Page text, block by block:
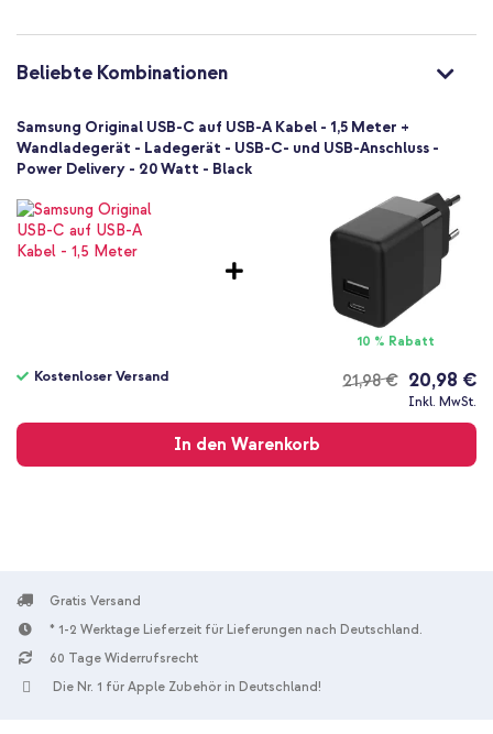
USB-A
Schwarz
66
Nein
Beliebte Kombinationen
Samsung Original USB-C auf USB-A Kabel - 1,5 Meter +
Wandladegerät - Ladegerät - USB-C- und USB-Anschluss -
Power Delivery - 20 Watt - Black
10 % Rabatt
21,98 €
Kostenloser Versand 20,98 €
Inkl. MwSt.
In den Warenkorb
Versand
Gratis Versand
* 1-2 Werktage Lieferzeit für Lieferungen nach Deutschland.
60 Tage Widerrufsrecht
Die Nr. 1 für Apple Zubehör in Deutschland!